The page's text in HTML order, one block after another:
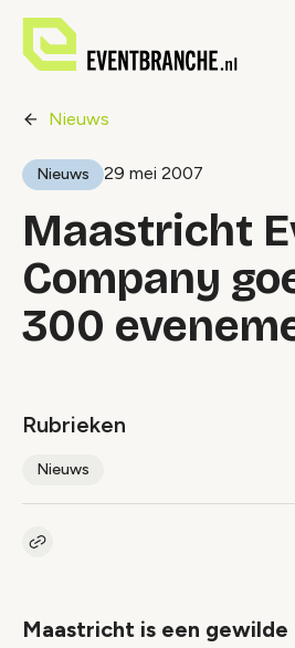
Nieuws
Nieuws 29 mei 2007
Maastricht
Company
300
Rubrieken
Nieuws
Kopieer link naar artikel
Maastricht is een